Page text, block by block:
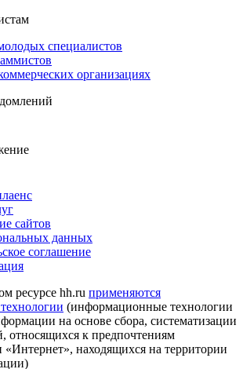
специалистов
организациях
сайтов
данных
соглашение
ресурсе hh.ru применяются
(информационные технологии
на основе сбора, систематизации
относящихся к предпочтениям
«Интернет», находящихся на территории